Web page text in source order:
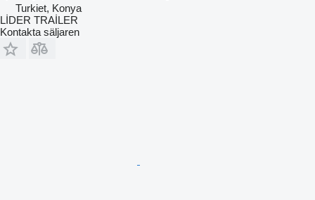
Turkiet, Konya
LİDER TRAİLER
Kontakta säljaren